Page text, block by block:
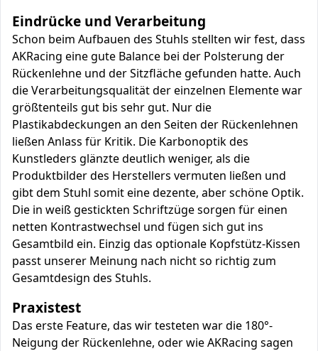
Eindrücke und Verarbeitung
Schon beim Aufbauen des Stuhls stellten wir fest, dass
AKRacing eine gute Balance bei der Polsterung der
Rückenlehne und der Sitzfläche gefunden hatte. Auch
die Verarbeitungsqualität der einzelnen Elemente war
größtenteils gut bis sehr gut. Nur die
Plastikabdeckungen an den Seiten der Rückenlehnen
ließen Anlass für Kritik. Die Karbonoptik des
Kunstleders glänzte deutlich weniger, als die
Produktbilder des Herstellers vermuten ließen und
gibt dem Stuhl somit eine dezente, aber schöne Optik.
Die in weiß gestickten Schriftzüge sorgen für einen
netten Kontrastwechsel und fügen sich gut ins
Gesamtbild ein. Einzig das optionale Kopfstütz-Kissen
passt unserer Meinung nach nicht so richtig zum
Gesamtdesign des Stuhls.
Praxistest
Das erste Feature, das wir testeten war die 180°-
Neigung der Rückenlehne, oder wie AKRacing sagen